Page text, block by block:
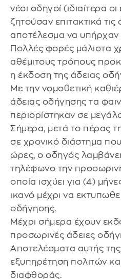
νέοι οδηγοί (ιδιαίτερα
ζητούσαν επιτακτικά
αποτέλεσμα να υπήρχαν
Πολλές φορές μάλιστα
αθέμιτους τρόπους
η έκδοση της άδειας
Με την νομοθετική
άδειας οδήγησης τα
περιορίστηκαν σε
Σήμερα, μετά το πέρας
σε χρονικό διάστημα
ώρες, ο οδηγός
τηλέφωνο την
οποία ισχύει για (4)
ικανό μέχρι να
οδήγησης.
Μέχρι σήμερα έχουν
προσωρινές άδειες
Αποτελέσματα αυτής της
εξυπηρέτηση πολιτών
διαφθοράς.